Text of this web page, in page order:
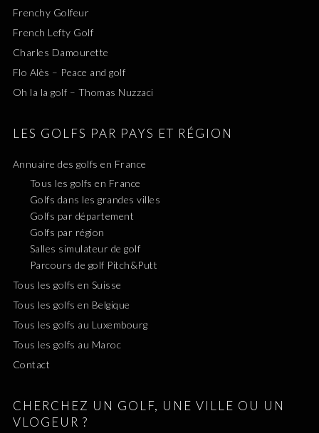
Frenchy Golfeur
French Lefty Golf
Charles Damourette
Flo Alès – Peace and golf
Oh la la golf – Thomas Nuzzaci
LES GOLFS PAR PAYS ET RÉGION
Annuaire des golfs en France
Tous les golfs en France
Golfs dans les grandes villes
Golfs par département
Golfs par région
Salles simulateur de golf
Parcours de golf Pitch&Putt
Tous les golfs en Suisse
Tous les golfs en Belgique
Tous les golfs au Luxembourg
Tous les golfs au Maroc
Contact
CHERCHEZ UN GOLF, UNE VILLE OU UN
VLOGEUR ?